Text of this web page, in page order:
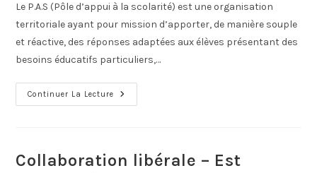
Le P.A.S (Pôle d’appui à la scolarité) est une organisation
territoriale ayant pour mission d’apporter, de manière souple
et réactive, des réponses adaptées aux élèves présentant des
besoins éducatifs particuliers,…
Continuer La Lecture
Collaboration libérale – Est